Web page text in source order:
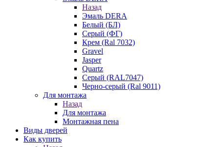
Назад
Эмаль DERA
Белый (БЛ)
Серый (ФГ)
Крем (Ral 7032)
Gravel
Jasper
Quartz
Серый (RAL7047)
Черно-серый (Ral 9011)
Для монтажа
Назад
Для монтажа
Монтажная пена
Виды дверей
Как купить